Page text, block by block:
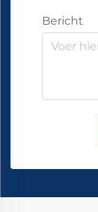
Bericht